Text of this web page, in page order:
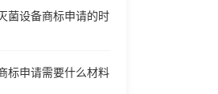
菌设备商标申请的时
标申请需要什么材料